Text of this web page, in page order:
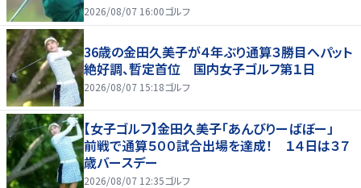
たいな」
2026/08/07 16:00ゴルフ
36歳の金田久美子が４年ぶり通算３勝目へパット
絶好調、暫定首位 国内女子ゴルフ第１日
2026/08/07 15:18ゴルフ
【女子ゴルフ】金田久美子「あんびりーばぼー」
前戦で通算５００試合出場を達成！ １４日は３７
歳バースデー
2026/08/07 12:35ゴルフ